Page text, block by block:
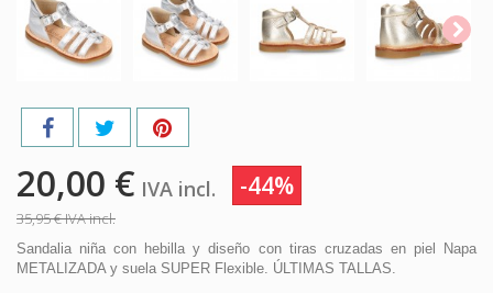
20,00 € IVA incl. -44%
35,95 €IVA incl.
Sandalia niña con hebilla y diseño con tiras cruzadas en piel Napa
METALIZADA y suela SUPER Flexible. ÚLTIMAS TALLAS.